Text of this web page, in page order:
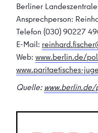
Berliner
Ansprechperson:
Telefon (030) 90227
E-Mail:
Web: www.berlin.de/
www.paritaetisches-
Quelle: